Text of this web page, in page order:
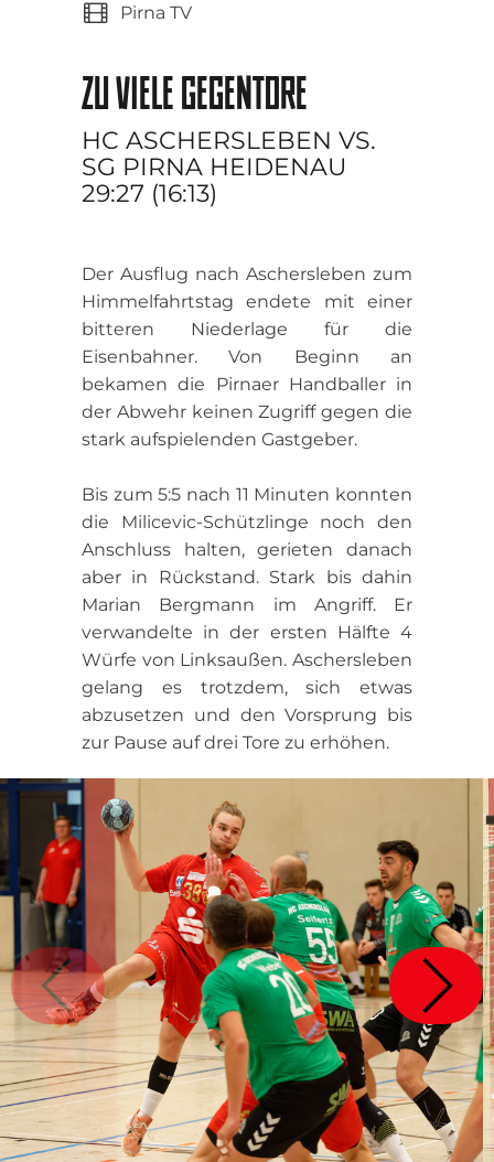
Pirna TV
ZU VIELE GEGENTORE
HC ASCHERSLEBEN VS.
SG PIRNA HEIDENAU
29:27 (16:13)
Der Ausflug nach Aschersleben zum
Himmelfahrtstag endete mit einer
bitteren Niederlage für die
Eisenbahner. Von Beginn an
bekamen die Pirnaer Handballer in
der Abwehr keinen Zugriff gegen die
stark aufspielenden Gastgeber.
Bis zum 5:5 nach 11 Minuten konnten
die Milicevic-Schützlinge noch den
Anschluss halten, gerieten danach
aber in Rückstand. Stark bis dahin
Marian Bergmann im Angriff. Er
verwandelte in der ersten Hälfte 4
Würfe von Linksaußen. Aschersleben
gelang es trotzdem, sich etwas
abzusetzen und den Vorsprung bis
zur Pause auf drei Tore zu erhöhen.